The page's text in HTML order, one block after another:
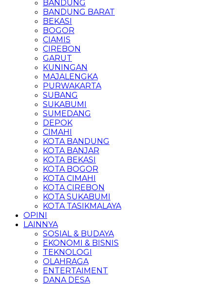
BANDUNG
BANDUNG BARAT
BEKASI
BOGOR
CIAMIS
CIREBON
GARUT
KUNINGAN
MAJALENGKA
PURWAKARTA
SUBANG
SUKABUMI
SUMEDANG
DEPOK
CIMAHI
KOTA BANDUNG
KOTA BANJAR
KOTA BEKASI
KOTA BOGOR
KOTA CIMAHI
KOTA CIREBON
KOTA SUKABUMI
KOTA TASIKMALAYA
OPINI
LAINNYA
SOSIAL & BUDAYA
EKONOMI & BISNIS
TEKNOLOGI
OLAHRAGA
ENTERTAIMENT
DANA DESA